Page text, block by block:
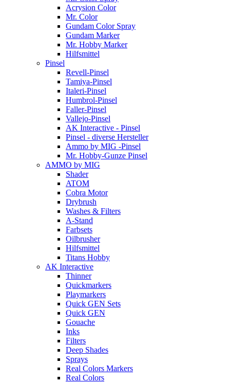
Acrysion Color
Mr. Color
Gundam Color Spray
Gundam Marker
Mr. Hobby Marker
Hilfsmittel
Pinsel
Revell-Pinsel
Tamiya-Pinsel
Italeri-Pinsel
Humbrol-Pinsel
Faller-Pinsel
Vallejo-Pinsel
AK Interactive - Pinsel
Pinsel - diverse Hersteller
Ammo by MIG -Pinsel
Mr. Hobby-Gunze Pinsel
AMMO by MIG
Shader
ATOM
Cobra Motor
Drybrush
Washes & Filters
A-Stand
Farbsets
Oilbrusher
Hilfsmittel
Titans Hobby
AK Interactive
Thinner
Quickmarkers
Playmarkers
Quick GEN Sets
Quick GEN
Gouache
Inks
Filters
Deep Shades
Sprays
Real Colors Markers
Real Colors